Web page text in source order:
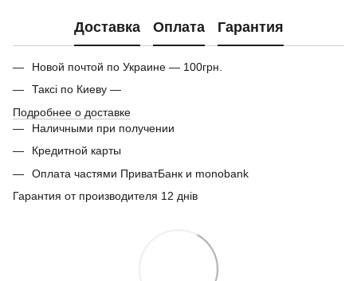
Доставка Оплата Гарантия
Новой почтой по Украине — 100грн.
Таксі по Киеву —
Подробнее о доставке
Наличными при получении
Кредитной карты
Оплата частями ПриватБанк и monobank
Гарантия от производителя 12 днів